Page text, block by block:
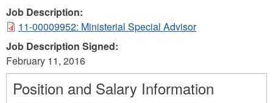
Job Description:
11-00009952: Ministerial Special Advisor
Job Description Signed:
February 11, 2016
Position and Salary Information